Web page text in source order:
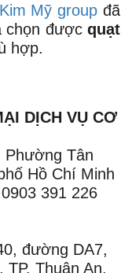
Kim Mỹ group đã
chọn được quạt
hợp.
DỊCH VỤ CƠ
Phường Tân
Hồ Chí Minh
391 226
đường DA7,
TP. Thuận An,